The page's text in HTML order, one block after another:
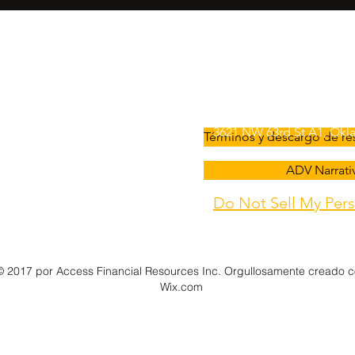
Términos y descargo de
3621 NW 63rd St A1,
2017 por Access Financial Resources Inc. Orgullosamente creado
Wix.com
Do Not Sell My
ADV